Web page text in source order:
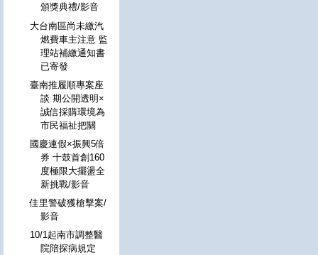
頒獎典禮/影音
大台南區尚未繳汽
燃費車主注意 監
理站補繳通知書
已寄發
臺南推履順專案座
談 期公開透明×
誠信採購環境為
市民福祉把關
國慶連假×振興5倍
券 十鼓首創160
度極限大擺盪全
新挑戰/影音
佳里警破獲槍擊案/
影音
10/1起南市調整醫
院陪探病規定